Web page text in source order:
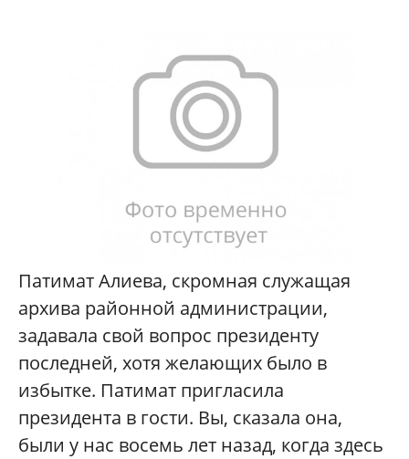
Патимат Алиева, скромная служащая
архива районной администрации,
задавала свой вопрос президенту
последней, хотя желающих было в
избытке. Патимат пригласила
президента в гости. Вы, сказала она,
были у нас восемь лет назад, когда здесь